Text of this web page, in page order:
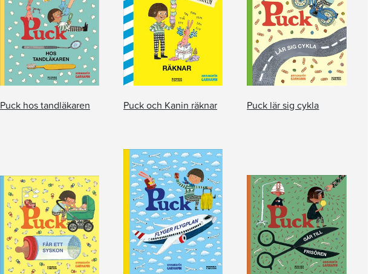
Puck hos tandläkaren Puck och Kanin räknar Puck lär sig cykla